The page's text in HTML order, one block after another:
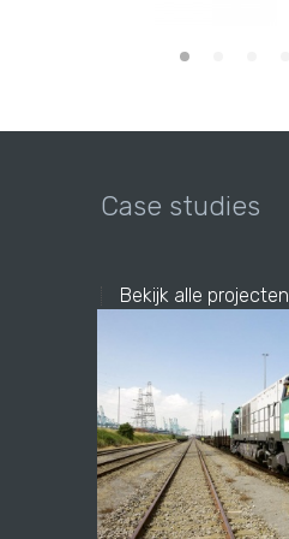
Case studies
Bekijk alle projecten